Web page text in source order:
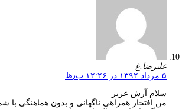
علیرضا.غ
۵ مرداد ۱۳۹۲ در ۱۲:۲۶ ب٫ظ
سلام آرش عزیز
من افتخار همراهی ناگهانی و بدون هماهنگی با